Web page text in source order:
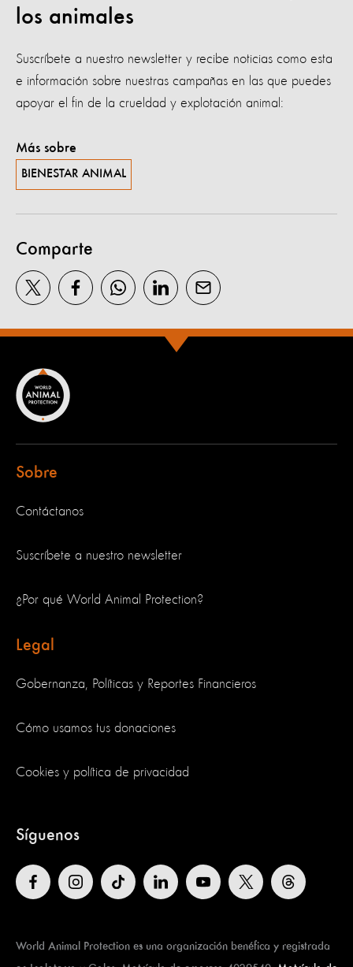
los animales
Suscríbete a nuestro newsletter y recibe noticias como esta
e información sobre nuestras campañas en las que puedes
apoyar el fin de la crueldad y explotación animal:
Más sobre
BIENESTAR ANIMAL
Comparte
Sobre
Contáctanos
Suscríbete a nuestro newsletter
¿Por qué World Animal Protection?
Legal
Gobernanza, Políticas y Reportes Financieros
Cómo usamos tus donaciones
Cookies y política de privacidad
Síguenos
World Animal Protection es una organización benéfica y registrada